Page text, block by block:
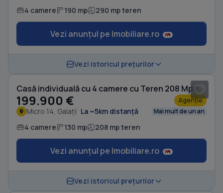
4 camere 190 mp 290 mp teren
Vezi anunțul pe Imobiliare.ro
Vezi istoricul prețurilor
Casă individuală cu 4 camere cu Teren 208 Mp în Micro 14
199.900 € Agenție
Micro 14, Galați La ~5km distanță Mai mult de un an
4 camere 130 mp 208 mp teren
Vezi anunțul pe Imobiliare.ro
Vezi istoricul prețurilor